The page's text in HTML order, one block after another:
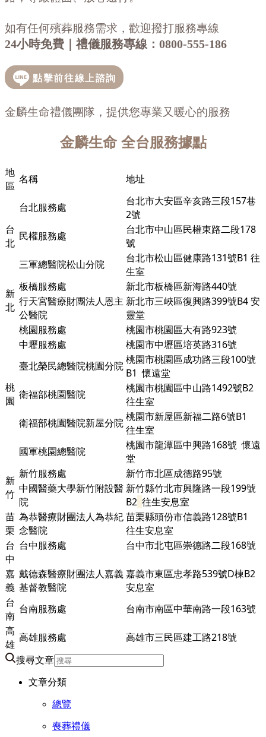
如有任何殯葬服務需求，歡迎撥打服務專線
24小時免費｜禮儀服務專線： 0800-555-186
金麟生命禮儀團隊，提供您專業又暖心的服務
金麟生命 全台服務據點
地
區
名稱 地址
台
北
台北服務處
台北市大安區辛亥路三段157巷
2號
民權服務處
台北市中山區民權東路二段178
號
三軍總醫院松山分院
台北市松山區健康路131號B1 往
生室
新
北
板橋服務處
新北市板橋區新海路440號
行天宮醫療財團法人恩主
公醫院
新北市三峽區復興路399號B4 安
靈堂
桃
園
桃園服務處
桃園市桃園區大有路923號
中壢服務處
桃園市中壢區培英路316號
臺北榮民總醫院桃園分院桃園市桃園區成功路三段100號
B1 懷遠堂
衛福部桃園醫院
桃園市桃園區中山路1492號B2
往生室
衛福部桃園醫院新屋分院桃園市新屋區新福二路6號B1
往生室
國軍桃園總醫院
桃園市龍潭區中興路168號 懷遠
堂
新
竹
新竹服務處
新竹市北區成德路95號
中國醫藥大學新竹附設醫
院
新竹縣竹北市興隆路一段199號
B2 往生安息室
苗
栗
為恭醫療財團法人為恭紀
念醫院
苗栗縣頭份市信義路128號B1
往生安息室
台
中
台中服務處 台中市北屯區崇德路二段168號
嘉
義
戴德森醫療財團法人嘉義
基督教醫院
嘉義市東區忠孝路539號D棟B2
安息室
台
南
台南服務處
台南市南區中華南路一段163號
高
雄
高雄服務處 高雄市三民區建工路218號
搜尋文章
文章分類
總覽
喪葬禮儀